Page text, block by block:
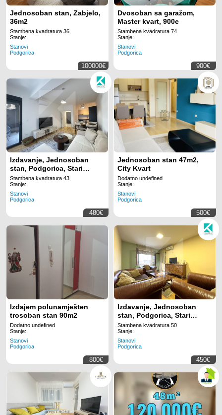
Jednosoban stan, Zabjelo,
36m2
Stambena kvadratura 36
Stanje:
Stanovi
Podgorica
100000€
Dvosoban sa garažom,
Master kvart, 900e
Stambena kvadratura 74
Stanje:
Stanovi
Podgorica
900€
Izdavanje, Jednosoban
stan, Podgorica, Stari
Aerodrom, 43m2
Stambena kvadratura 43
Stanje:
Stanovi
Podgorica
480€
Jednosoban stan 47m2,
City Kvart
Dodatno undefined
Stanje:
Stanovi
Podgorica
500€
Izdajem polunamješten
trosoban stan 90m2
Dodatno undefined
Stanje:
Stanovi
Podgorica
800€
Izdavanje, Jednosoban
stan, Podgorica, Stari
Aerodrom, 50m2
Stambena kvadratura 50
Stanje:
Stanovi
Podgorica
450€